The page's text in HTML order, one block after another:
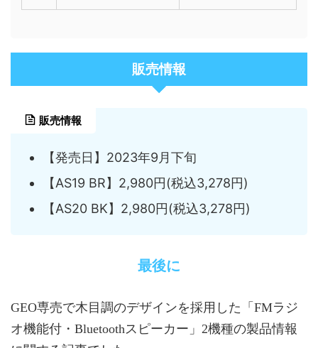
販売情報
販売情報
【発売日】2023年9月下旬
【AS19 BR】2,980円(税込3,278円)
【AS20 BK】2,980円(税込3,278円)
最後に
GEO専売で木目調のデザインを採用した「FMラジ
オ機能付・Bluetoothスピーカー」2機種の製品情報